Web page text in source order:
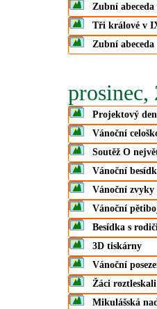
Zubní
Tři králové v
Zubní abeceda
prosinec,
Projektový
Vánoční
Soutěž O
Vánoční
Vánoční zvyky
Vánoční
Besídka s
3D tiskárny
Vánoční
Žáci
Mikulášská